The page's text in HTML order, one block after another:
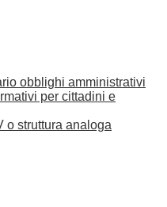
obblighi amministrativi
per cittadini e
o struttura analoga